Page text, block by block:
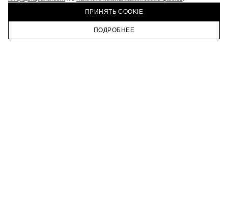
ПРИНЯТЬ COOKIE
ПОДРОБНЕЕ
ГЛАВНАЯ КАТАЛОГ КОРЗИНА ПРОФИЛЬ